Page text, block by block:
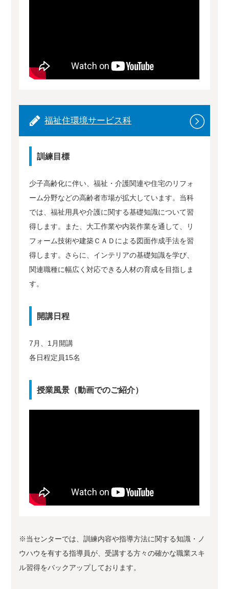
福祉住環境サービス科
訓練目標
少子高齢化に伴い、福祉・介護関連や住宅のリフォ
ーム分野などの高齢者市場が拡大しています。当科
では、福祉用具や介護に関する基礎知識について習
得します。また、大工作業や内装作業を通して、リ
フォーム技術や建築ＣＡＤによる図面作成手法を習
得します。さらに、インテリアの基礎知識を学び、
関連職種に幅広く対応できる人材の育成を目指しま
す。
開講日程
7月、1月開講
各日程定員15名
授業風景（動画でのご紹介）
※当センターでは、訓練内容や指導方法に関する知識・ノ
ウハウを有する指導員が、受講する方々の確かな職業スキ
ル習得をバックアップしております。